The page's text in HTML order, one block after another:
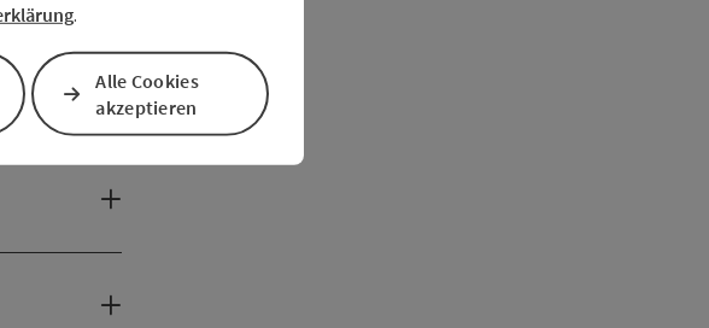
.
Alle Cookies
akzeptieren